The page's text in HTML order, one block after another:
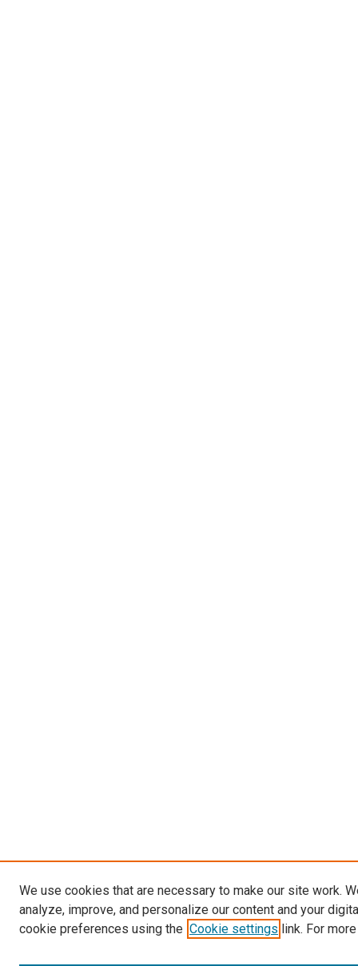
We use cookies that are necessary to make our site work.
analyze, improve, and personalize our content and your
cookie preferences using the Cookie settings link. For